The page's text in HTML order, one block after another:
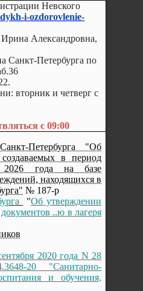
Невского
i-ozdorovlenie-
Александровна,
Санкт-Петербурга по
вторник и четверг с
с 09:00
Петербурга "Об
в период
2026 года на базе
находящихся в
№ 187-р
"Об утверждении
..ю в лагеря
2020 года N 28
20 "Санитарно-
и обучения,